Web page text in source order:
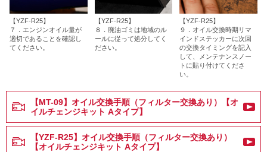
【YZF-R25】
７．エンジンオイル量が
適切であることを確認し
てください。
【YZF-R25】
８．廃油ゴミは地域のル
ールに従って処分してく
ださい。
【YZF-R25】
９．オイル交換時期リマ
インドステッカーに次回
の交換タイミングを記入
して、メンテナンスノー
トに貼り付けてくださ
い。
【MT-09】オイル交換手順（フィルター交換あり）【オ
イルチェンジキット Aタイプ】
【YZF-R25】オイル交換手順（フィルター交換あり）
【オイルチェンジキット Aタイプ】